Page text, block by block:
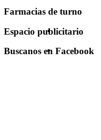
Farmacias de turno
Espacio publicitario
Buscanos en Facebook